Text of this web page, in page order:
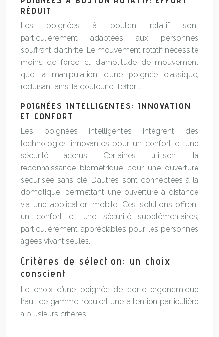
RÉDUIT
Les poignées à bouton rotatif sont
particulièrement adaptées aux personnes
souffrant d’arthrite. Le mouvement rotatif nécessite
moins de force et d’amplitude de mouvement
que la manipulation d’une poignée classique,
réduisant ainsi la douleur et l’effort.
POIGNÉES INTELLIGENTES: INNOVATION
ET CONFORT
Les poignées intelligentes intègrent des
technologies innovantes pour un confort et une
sécurité accrus. Certaines utilisent la
reconnaissance biométrique pour une ouverture
sécurisée sans clé. D’autres sont connectées à la
domotique, permettant une ouverture à distance
via une application mobile. Ces solutions offrent
un confort et une sécurité supplémentaires,
particulièrement appréciables pour les personnes
âgées vivant seules.
Critères de sélection: un choix
conscient
Le choix d’une poignée de porte ergonomique
haut de gamme requiert une attention particulière
à plusieurs critères.